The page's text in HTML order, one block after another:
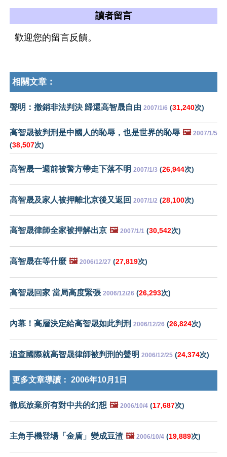
讀者留言
歡迎您的留言反饋。
相關文章：
聲明：撤銷非法判決 歸還高智晟自由 2007/1/6 (31,240次)
高智晟被判刑是中國人的恥辱，也是世界的恥辱 🖼️ 2007/1/5
(38,507次)
高智晟一週前被警方帶走下落不明 2007/1/3 (26,944次)
高智晟及家人被押離北京後又返回 2007/1/2 (28,100次)
高智晟律師全家被押解出京 🖼️ 2007/1/1 (30,542次)
高智晟在等什麼 🖼️ 2006/12/27 (27,819次)
高智晟回家 當局高度緊張 2006/12/26 (26,293次)
內幕！高層決定給高智晟如此判刑 2006/12/26 (26,824次)
追查國際就高智晟律師被判刑的聲明 2006/12/25 (24,374次)
更多文章導讀： 2006年10月1日
徹底放棄所有對中共的幻想 🖼️ 2006/10/4 (17,687次)
主角手機登場「金盾」變成豆渣 🖼️ 2006/10/4 (19,889次)